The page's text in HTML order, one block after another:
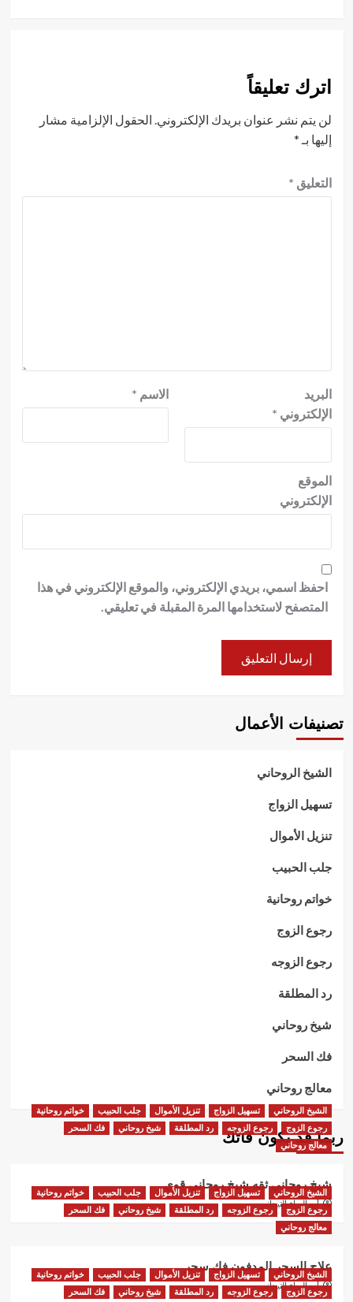
اترك تعليقاً
لن يتم نشر عنوان بريدك الإلكتروني. الحقول الإلزامية مشار
إليها بـ *
التعليق *
الاسم *
البريد
الإلكتروني *
الموقع
الإلكتروني
احفظ اسمي، بريدي الإلكتروني، والموقع الإلكتروني في هذا
المتصفح لاستخدامها المرة المقبلة في تعليقي.
تصنيفات الأعمال
الشيخ الروحاني
تسهيل الزواج
تنزيل الأموال
جلب الحبيب
خواتم روحانية
رجوع الزوج
رجوع الزوجه
رد المطلقة
شيخ روحاني
فك السحر
معالج روحاني
ربما قد يكون فاتك
الشيخ الروحاني تسهيل الزواج تنزيل الأموال جلب الحبيب
خواتم روحانية
رجوع الزوج
رجوع الزوجه رد المطلقة شيخ روحاني
فك السحر
معالج روحاني
شيخ روحاني ثقه شيخ روحاني قوي
أبو البراء التيجاني
الشيخ الروحاني تسهيل الزواج تنزيل الأموال جلب الحبيب
خواتم روحانية
رجوع الزوج
رجوع الزوجه رد المطلقة شيخ روحاني
فك السحر
معالج روحاني
علاج السحر المدفون فك سحر
أبو البراء التيجاني
الشيخ الروحاني تسهيل الزواج تنزيل الأموال جلب الحبيب
خواتم روحانية
رجوع الزوج
رجوع الزوجه رد المطلقة شيخ روحاني فك السحر